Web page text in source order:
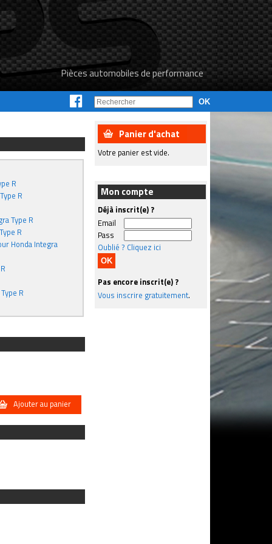
Pièces automobiles de performance
R
R
Type R
R
Honda Integra
R
Ajouter au panier
Panier d'achat
Votre panier est vide.
Mon compte
Déjà inscrit(e) ?
Email
Pass
Oublié ? Cliquez ici
Pas encore inscrit(e) ?
Vous inscrire gratuitement.